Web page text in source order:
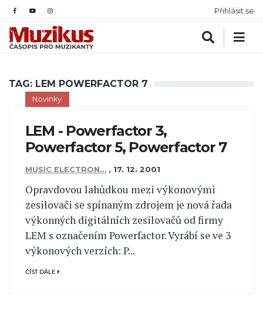
Přihlásit se
TAG: LEM POWERFACTOR 7
Novinky
LEM - Powerfactor 3,
Powerfactor 5, Powerfactor 7
MUSIC ELECTRON… , 17. 12. 2001
Opravdovou lahůdkou mezi výkonovými
zesilovači se spínaným zdrojem je nová řada
výkonných digitálních zesilovačů od firmy
LEM s označením Powerfactor. Vyrábí se ve 3
výkonových verzích: P...
ČÍST DÁLE